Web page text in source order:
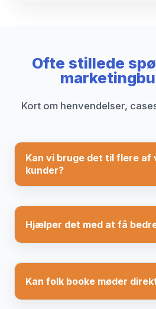
Ofte stillede
Kort om henvendelser,
Kan vi bruge det til flere af
kunder?
Hjælper det med at få
Kan folk booke møder